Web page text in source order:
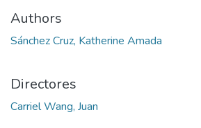
Authors
Sánchez Cruz, Katherine Amada
Directores
Carriel Wang, Juan